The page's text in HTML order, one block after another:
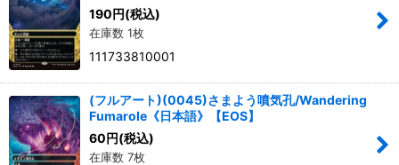
190円(税込)
在庫数 1枚
111733810001
(フルアート)(0045)さまよう噴気孔/Wandering
Fumarole《日本語》【EOS】
60円(税込)
在庫数 7枚